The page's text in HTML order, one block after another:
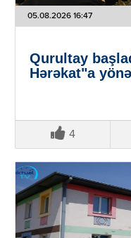
05.08.2026 16:47
Qurultay
Hərəkat"a
4